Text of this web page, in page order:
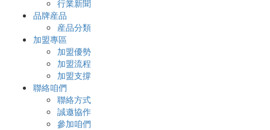
行業新聞
品牌産品
産品分類
加盟專區
加盟優勢
加盟流程
加盟支撐
聯絡咱們
聯絡方式
誠邀協作
參加咱們